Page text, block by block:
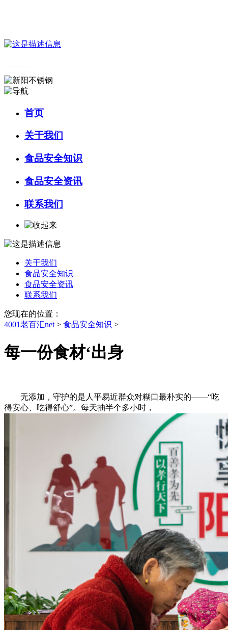
首页
关于我们
食品安全知识
食品安全资讯
联系我们
关于我们
食品安全知识
食品安全资讯
联系我们
您现在的位置：
4001老百汇net > 食品安全知识 >
每一份食材‘出身
无添加，守护的是人平易近群众对糊口最朴实的——“吃
得安心、吃得舒心”。每天抽半个多小时，